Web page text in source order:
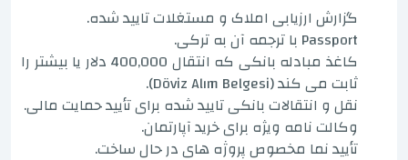
گزارش ارزیابی املاک و مستغلات تایید شده.
Passport با ترجمه آن به ترکی.
کاغذ مبادله بانکی که انتقال 400,000 دلار یا بیشتر را
ثابت می کند (Döviz Alım Belgesi).
نقل و انتقالات بانکی تایید شده برای تأیید حمایت مالی.
وکالت نامه ویژه برای خرید آپارتمان.
تأیید نما مخصوص پروژه های در حال ساخت.